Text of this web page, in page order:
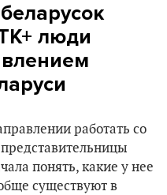
люди
работать со
понять, какие у нее
существуют в